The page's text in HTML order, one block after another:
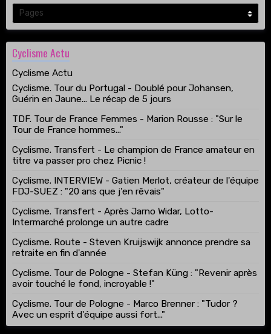
Cyclisme Actu
Cyclisme Actu
Cyclisme. Tour du Portugal - Doublé pour Johansen,
Guérin en Jaune... Le récap de 5 jours
TDF. Tour de France Femmes - Marion Rousse : "Sur le
Tour de France hommes..."
Cyclisme. Transfert - Le champion de France amateur en
titre va passer pro chez Picnic !
Cyclisme. INTERVIEW - Gatien Merlot, créateur de l'équipe
FDJ-SUEZ : "20 ans que j'en rêvais"
Cyclisme. Transfert - Après Jarno Widar, Lotto-
Intermarché prolonge un autre cadre
Cyclisme. Route - Steven Kruijswijk annonce prendre sa
retraite en fin d'année
Cyclisme. Tour de Pologne - Stefan Küng : "Revenir après
avoir touché le fond, incroyable !"
Cyclisme. Tour de Pologne - Marco Brenner : "Tudor ?
Avec un esprit d'équipe aussi fort..."